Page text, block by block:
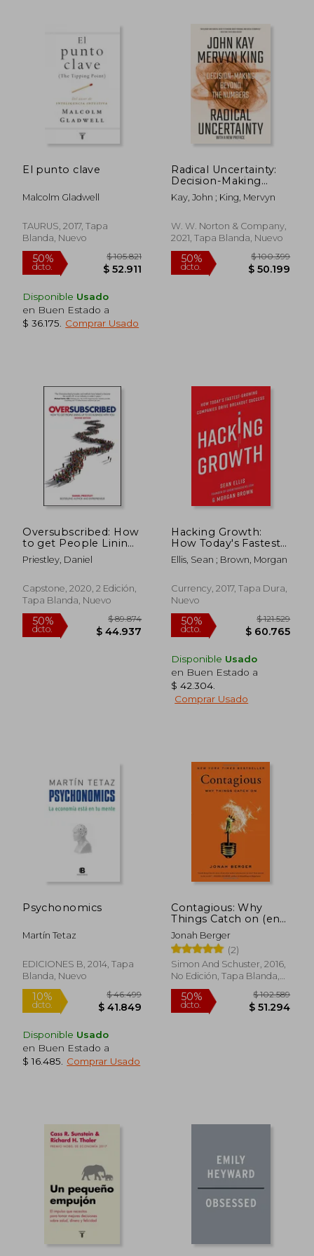
50%
dcto.
50%
El punto clave
Malcolm Gladwell
TAURUS, 2017, Tapa
Blanda, Nuevo
50%
dcto. $ 52.911
Disponible Usado
en Buen Estado a
$ 36.175
Comprar Usado
Radical Uncertainty:
Decision-Making
Beyond the Numbers
(en Inglés)
Kay, John ; King, Mervyn
W. W. Norton & Company,
2021, Tapa Blanda, Nuevo
50%
dcto.
$
$
Oversubscribed: How
to get People Lining
up to do Business
With you (en Inglés)
Priestley, Daniel
Capstone, 2020, 2 Edición,
Tapa Blanda, Nuevo
Hacking Growth:
How Today's Fastest-
Growing Companies
Drive Breakout
Ellis, Sean ; Brown, Morgan
Currency, 2017, Tapa Dura,
Nuevo
Disponible Usado
en Buen Estado a
$ 42.304
Comprar Usado
Psychonomics
Martín Tetaz
EDICIONES B, 2014, Tapa
Blanda, Nuevo
Disponible Usado
en Buen Estado a
$ 16.485
Comprar Usado
Contagious: Why
Things Catch on (en
Inglés)
Jonah Berger
(2)
Simon And Schuster, 2016,
No Edición, Tapa Blanda,
Nuevo